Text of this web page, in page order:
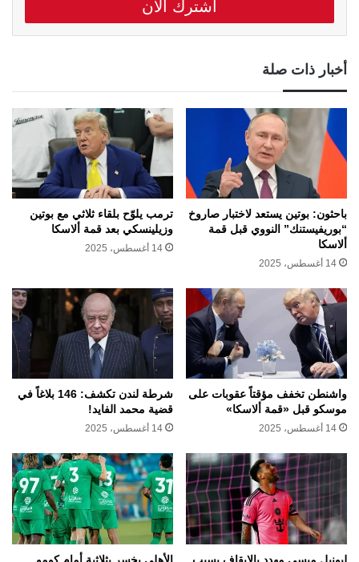
أخبار ذات صلة
باحثون: بوتين يستعد لاختبار صاروخ
“بوريفيستنك” النووي قبل قمة
ألاسكا
14 أغسطس، 2025
ترمب يلوّح بلقاء ثلاثي مع بوتين
وزيلينسكي بعد قمة ألاسكا
14 أغسطس، 2025
واشنطن تخفف مؤقتاً عقوبات على
موسكو قبل «قمة ألاسكا»
14 أغسطس، 2025
شرطة لندن تكشف: 146 بلاغاً في
قضية محمد الفايد!
14 أغسطس، 2025
ليونيل ميسي مهدد بالإيقاف بسبب
الأهلي يخسر بثلاثية أمام كومو